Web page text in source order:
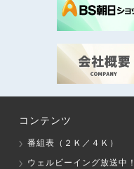
コンテンツ
番組表（２Ｋ／４Ｋ）
ウェルビーイング放送中！